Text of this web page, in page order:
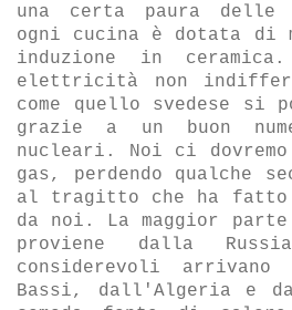
una certa paura delle
ogni cucina è dotata di
induzione in
elettricità non
come quello svedese si
grazie a un buon
nucleari. Noi ci
gas, perdendo qualche
al tragitto che ha
da noi. La maggior
proviene dalla
considerevoli arrivano
Bassi, dall'Algeria e